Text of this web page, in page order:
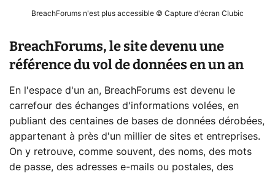
BreachForums n'est plus accessible © Capture d'écran Clubic
BreachForums, le site devenu une
référence du vol de données en un an
En l'espace d'un an, BreachForums est devenu le
carrefour des échanges d'informations volées, en
publiant des centaines de bases de données dérobées,
appartenant à près d'un millier de sites et entreprises.
On y retrouve, comme souvent, des noms, des mots
de passe, des adresses e-mails ou postales, des